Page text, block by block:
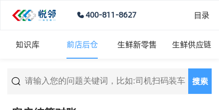
400-811-8627 目录
知识库 前店后仓 生鲜新零售 生鲜供应链
搜索